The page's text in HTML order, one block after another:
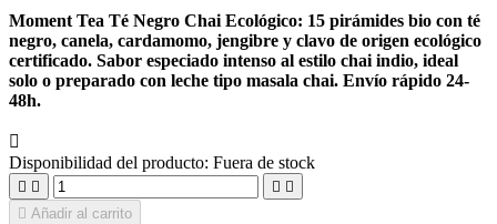
Moment Tea Té Negro Chai Ecológico: 15 pirámides bio con té
negro, canela, cardamomo, jengibre y clavo de origen ecológico
certificado. Sabor especiado intenso al estilo chai indio, ideal
solo o preparado con leche tipo masala chai. Envío rápido 24-
48h.

Disponibilidad del producto: Fuera de stock
   
 Añadir al carrito